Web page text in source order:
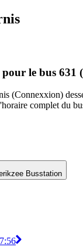
le bus 631
(Connexxion)
complet du
Busstation